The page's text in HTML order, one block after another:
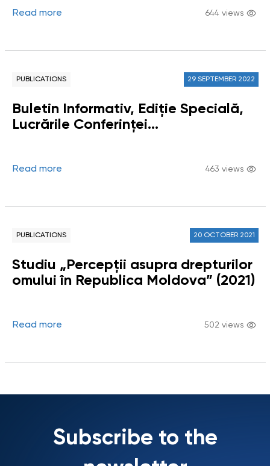
Read more 644 views
PUBLICATIONS 29 SEPTEMBER 2022
Buletin Informativ, Ediție Specială,
Lucrările Conferinței
Read more 463 views
PUBLICATIONS 20 OCTOBER 2021
Studiu „Percepții asupra drepturilor
omului în Republica Moldova” (2021)
Read more 502 views
Subscribe to the